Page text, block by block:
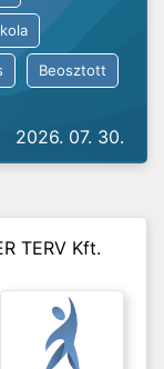
Beosztott
2026. 07. 30.
TERV Kft.